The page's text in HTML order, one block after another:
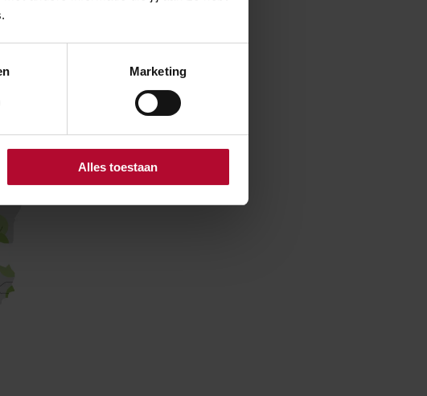
Marketing
Alles toestaan
ons land, maar helaas